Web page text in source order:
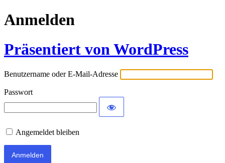
Anmelden
Präsentiert von WordPress
Benutzername oder E-Mail-Adresse
Passwort
Angemeldet bleiben